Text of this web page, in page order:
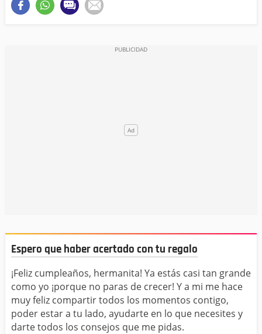
​​​​​​​Espero que haber acertado con tu regalo
¡Feliz cumpleaños, hermanita! Ya estás casi tan grande
como yo ¡porque no paras de crecer! Y a mi me hace
muy feliz compartir todos los momentos contigo,
poder estar a tu lado, ayudarte en lo que necesites y
darte todos los consejos que me pidas.